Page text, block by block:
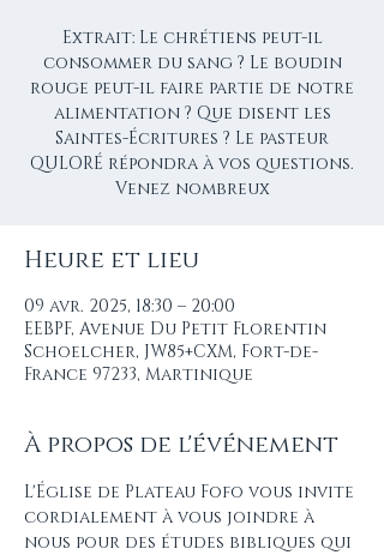
Extrait: Le chrétiens peut-il
consommer du sang ? Le boudin
rouge peut-il faire partie de notre
alimentation ? Que disent les
Saintes-Écritures ? Le pasteur
QULORÉ répondra à vos questions.
Venez nombreux
Heure et lieu
09 avr. 2025, 18:30 – 20:00
EEBPF, Avenue Du Petit Florentin
Schoelcher, JW85+CXM, Fort-de-
France 97233, Martinique
À propos de l'événement
L'Église de Plateau Fofo vous invite
cordialement à vous joindre à
nous pour des études bibliques qui